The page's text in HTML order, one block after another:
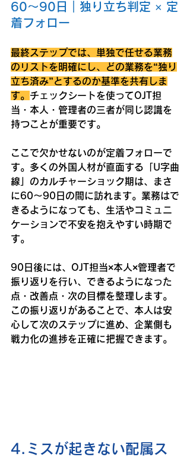
60〜90日｜独り立ち判定 × 定
着フォロー
最終ステップでは、単独で任せる業務
のリストを明確にし、どの業務を“独り
立ち済み”とするのか基準を共有しま
す。 チェックシートを使ってOJT担
当・本人・管理者の三者が同じ認識を
持つことが重要です。
ここで欠かせないのが定着フォローで
す。多くの外国人材が直面する「U字曲
線」のカルチャーショック期は、まさ
に60〜90日の間に訪れます。業務はで
きるようになっても、生活やコミュニ
ケーションで不安を抱えやすい時期で
す。
90日後には、OJT担当×本人×管理者で
振り返りを行い、できるようになった
点・改善点・次の目標を整理します。
この振り返りがあることで、本人は安
心して次のステップに進め、企業側も
戦力化の進捗を正確に把握できます。
4.ミスが起きない配属ス